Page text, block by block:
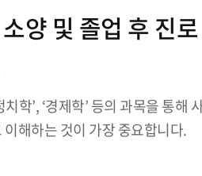
양 및 졸업 후 진로
치학’, ‘경제학’ 등의 과목을 통
해하는 것이 가장 중요합니다.